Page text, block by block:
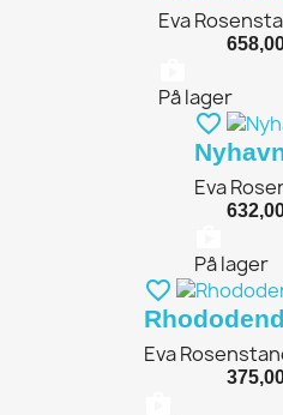
Eva
På lager
favorite_border
Eva
På lager
favorite_border
Eva